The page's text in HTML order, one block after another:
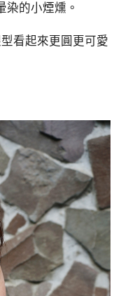
染的小煙燻。
看起來更圓更可愛